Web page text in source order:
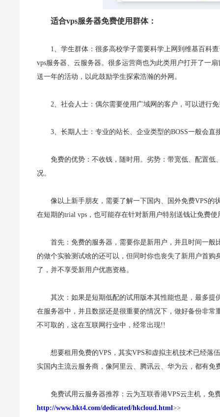
适合vps服务器免费使用群体：
1、学生群体：很多高校学子需要科学上网到维基百科
vps服务器、云服务器。很多运营商也为此类用户打开了一
送一年的活动，以此鼓励学生探索浩瀚的外网。
2、社会人士：偶尔需要使用广域网的客户，可以进行
3、长期人士：专业的站长、企业类型的BOSS一般会
免费的优势：不收钱，随时用。劣势：带宽低、配置
况。
像以上新手朋友，需要了解一下国内、国外免费VPS
在短期的trial vps，也可能存在针对新用户特别送钱让免费
首先：免费的服务器，需要你是新用户，并且时间一
的做个实验测试啥的还可以，但同时你也丧失了新用户首
了，并不享受新用户优惠资格。
其次：如果是短期低配的试用版本其性能也是，最多
在服务器中，并且数据还是很重要的情况下，做好备份非
不可取的，这在互联网行业中，经常出现!!
想要租用免费的VPS，其实VPS和虚拟主机技术已经落
实国内主流云服务商，像阿里云、腾讯云、华为云，都有免
免费试用云服务器推荐：云为互联香港VPS云主机，免
http://www.hkt4.com/dedicated/hkcloud.html>>